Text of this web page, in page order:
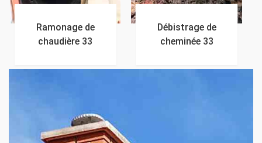
Ramonage de
chaudière 33
Débistrage de
cheminée 33